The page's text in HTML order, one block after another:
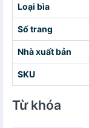
Loại bìa
Số trang
Nhà xuất bản
SKU
Từ khóa